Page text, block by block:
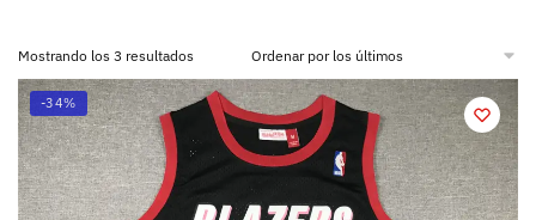
Mostrando los 3 resultados
-34%